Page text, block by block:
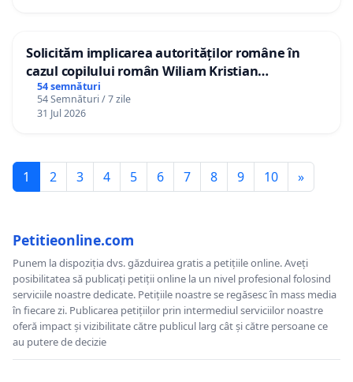
Solicităm implicarea autorităților române în
cazul copilului român Wiliam Kristian
Gheorghe, aflat în plasament în Danemarca de
12 ani
54 semnături
54 Semnături / 7 zile
31 Jul 2026
1 2 3 4 5 6 7 8 9 10 »
Petitieonline.com
Punem la dispoziția dvs. găzduirea gratis a petițiile online. Aveți
posibilitatea să publicați petiții online la un nivel profesional folosind
serviciile noastre dedicate. Petițiile noastre se regăsesc în mass media
în fiecare zi. Publicarea petițiilor prin intermediul serviciilor noastre
oferă impact și vizibilitate către publicul larg cât și către persoane ce
au putere de decizie